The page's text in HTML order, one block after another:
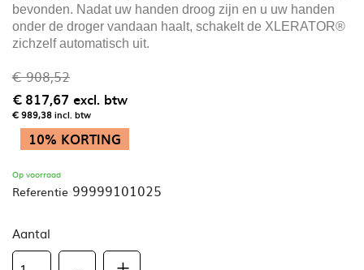
bevonden. Nadat uw handen droog zijn en u uw handen
onder de droger vandaan haalt, schakelt de XLERATOR®
zichzelf automatisch uit.
€ 908,52
€ 817,67 excl. btw
€ 989,38incl. btw
10% KORTING
Op voorraad
Referentie 99999101025
Aantal